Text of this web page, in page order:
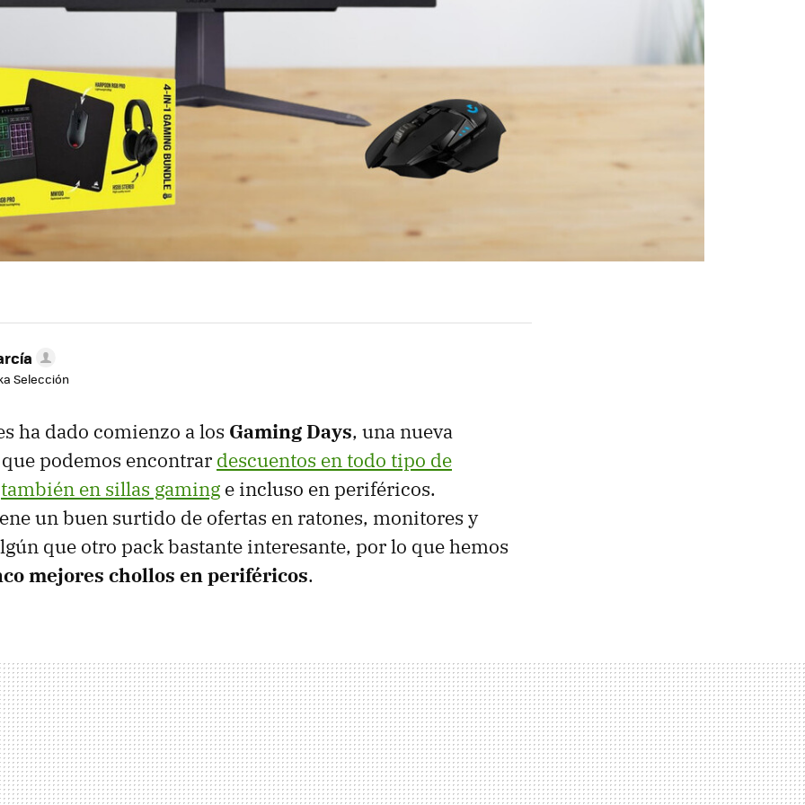
Selección
ha dado comienzo a los Gaming Days, una nueva
podemos encontrar descuentos en todo tipo de
también en sillas gaming e incluso en periféricos.
un buen surtido de ofertas en ratones, monitores y
que otro pack bastante interesante, por lo que hemos
mejores chollos en periféricos.